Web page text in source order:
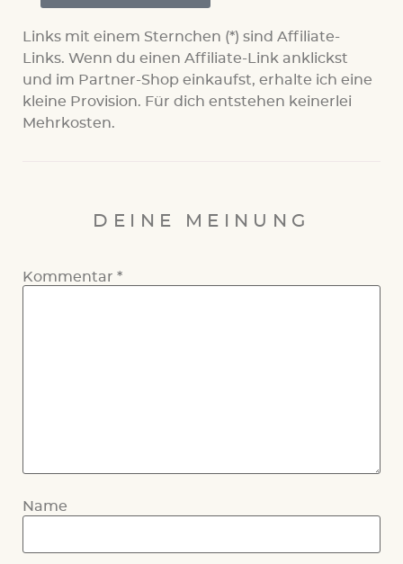
Links mit einem Sternchen (*) sind Affiliate-
Links. Wenn du einen Affiliate-Link anklickst
und im Partner-Shop einkaufst, erhalte ich eine
kleine Provision. Für dich entstehen keinerlei
Mehrkosten.
DEINE MEINUNG
Kommentar *
Name